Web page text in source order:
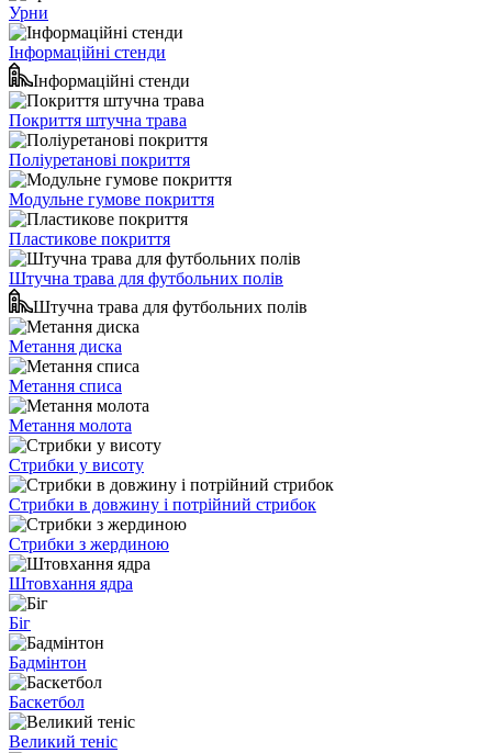
Урни
Інформаційні стенди
Інформаційні стенди
Покриття штучна трава
Поліуретанові покриття
Модульне гумове покриття
Пластикове покриття
Штучна трава для футбольних полів
Штучна трава для футбольних полів
Метання диска
Метання списа
Метання молота
Стрибки у висоту
Стрибки в довжину і потрійний стрибок
Стрибки з жердиною
Штовхання ядра
Біг
Бадмінтон
Баскетбол
Великий теніс